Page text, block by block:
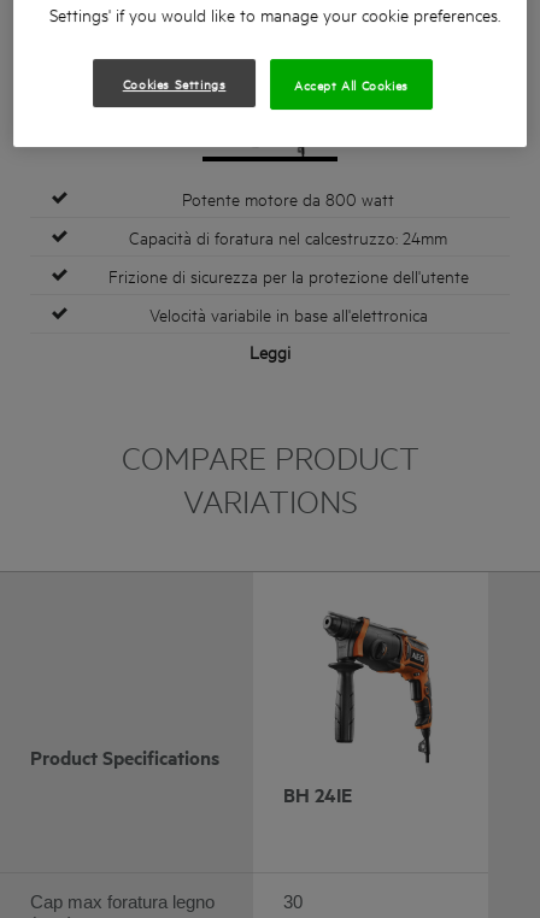
Potente motore da 800 watt
Capacità di foratura nel calcestruzzo: 24mm
Frizione di sicurezza per la protezione dell'utente
Velocità variabile in base all'elettronica
Leggi
COMPARE PRODUCT
VARIATIONS
Product Specifications
Cap max foratura legno
BH 24IE
30
Settings' if you would like to manage your cookie preferences.
Cookies Settings Accept All Cookies